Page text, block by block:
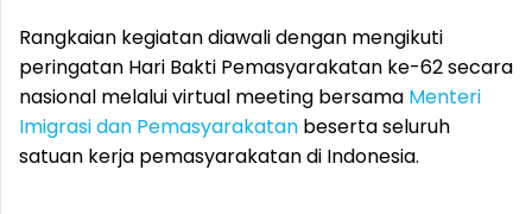
Rangkaian kegiatan diawali dengan mengikuti
peringatan Hari Bakti Pemasyarakatan ke-62 secara
nasional melalui virtual meeting bersama Menteri
Imigrasi dan Pemasyarakatan beserta seluruh
satuan kerja pemasyarakatan di Indonesia.